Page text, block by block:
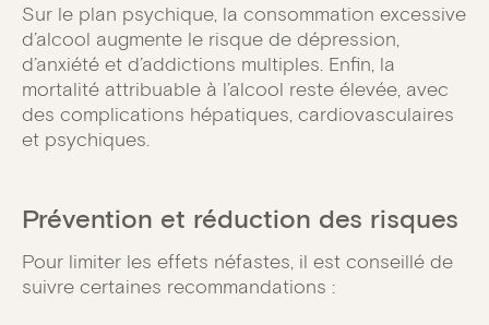
Sur le plan psychique, la consommation excessive
d’alcool augmente le risque de dépression,
d’anxiété et d’addictions multiples. Enfin, la
mortalité attribuable à l’alcool reste élevée, avec
des complications hépatiques, cardiovasculaires
et psychiques.
Prévention et réduction des risques
Pour limiter les effets néfastes, il est conseillé de
suivre certaines recommandations :